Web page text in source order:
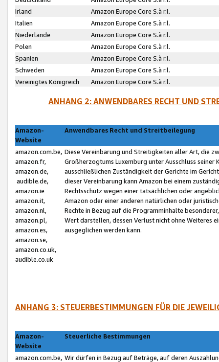
Irland
Amazon Europe Core S.à r.l.
Italien
Amazon Europe Core S.à r.l.
Niederlande
Amazon Europe Core S.à r.l.
Polen
Amazon Europe Core S.à r.l.
Spanien
Amazon Europe Core S.à r.l.
Schweden
Amazon Europe Core S.à r.l.
Vereinigtes Königreich
Amazon Europe Core S.à r.l.
ANHANG 2: ANWENDBARES RECHT UND
Amazon-
Website
Anwendbares Recht und Streitbeilegung
amazon.com.be,
amazon.fr,
amazon.de,
audible.de,
amazon.ie
amazon.it,
amazon.nl,
amazon.pl,
amazon.es,
amazon.se,
amazon.co.uk,
audible.co.uk
Diese Vereinbarung und Streitigkeiten aller Art, die
Großherzogtums Luxemburg unter Ausschluss
ausschließlichen Zuständigkeit der Gerichte im
dieser Vereinbarung kann Amazon bei einem
Rechtsschutz wegen einer tatsächlichen oder
Amazon oder einer anderen natürlichen oder
Rechte in Bezug auf die Programminhalte
Wert darstellen, dessen Verlust nicht ohne Weiteres
ausgeglichen werden kann.
ANHANG 3: STEUERBESTIMMUNGEN FÜR DIE
Amazon-
Website
Steuerliche Bestimmungen
amazon.com.be, Wir dürfen in Bezug auf Beträge, auf deren